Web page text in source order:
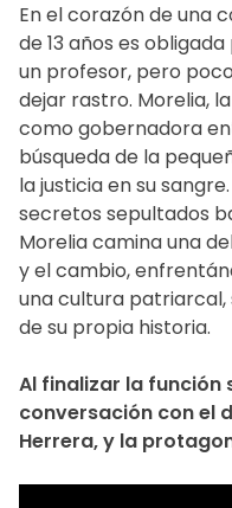
En el corazón de una
de 13 años es
un profesor, pero
dejar rastro. Morelia,
como gobernadora
búsqueda de la
la justicia en su
secretos sepultados
Morelia camina una
y el cambio,
una cultura
de su propia historia.
Al finalizar la función
conversación con el
Herrera, y la